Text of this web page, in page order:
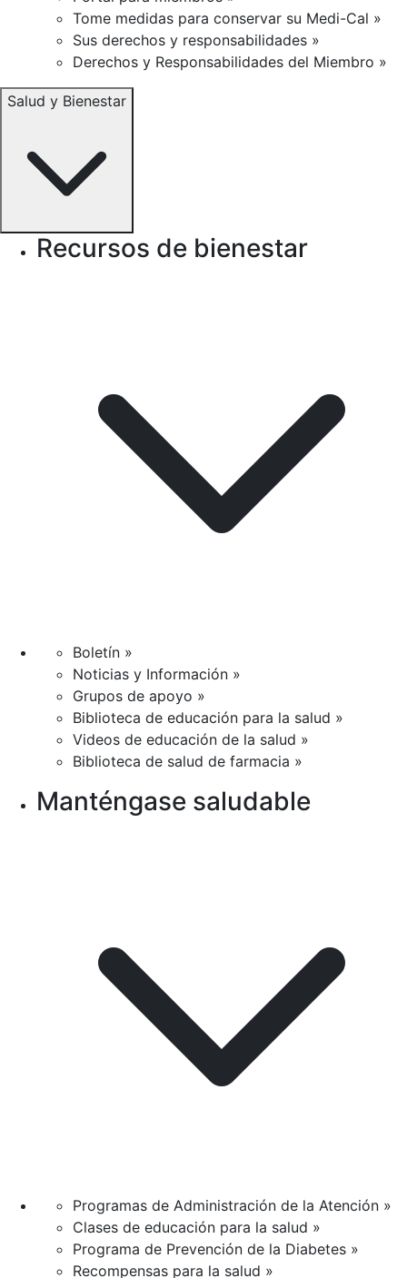
Tome medidas para conservar su Medi-Cal »
Sus derechos y responsabilidades »
Derechos y Responsabilidades del Miembro »
Salud y Bienestar
Recursos de bienestar
Boletín »
Noticias y Información »
Grupos de apoyo »
Biblioteca de educación para la salud »
Videos de educación de la salud »
Biblioteca de salud de farmacia »
Manténgase saludable
Programas de Administración de la Atención »
Clases de educación para la salud »
Programa de Prevención de la Diabetes »
Recompensas para la salud »